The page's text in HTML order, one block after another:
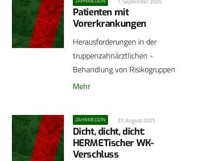
Patienten mit
Vorerkrankungen
Herausforderungen in der
truppenzahnärztlichen ­
Behandlung von Risikogruppen
Mehr
ZAHNMEDIZIN 27. August 2025
Dicht, dicht, dicht:
HERMETischer WK-
Verschluss